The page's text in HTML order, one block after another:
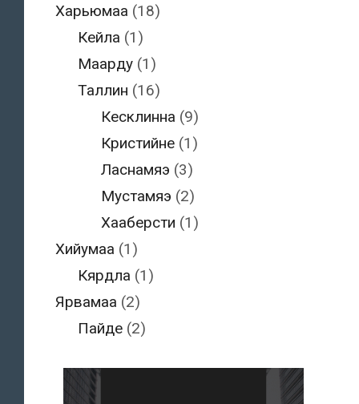
Харьюмаа (18)
Кейла (1)
Маарду (1)
Таллин (16)
Кесклинна (9)
Кристийне(1)
Ласнамяэ (3)
Мустамяэ (2)
Хааберсти (1)
Хийумаа (1)
Кярдла (1)
Ярвамаа (2)
Пайде (2)